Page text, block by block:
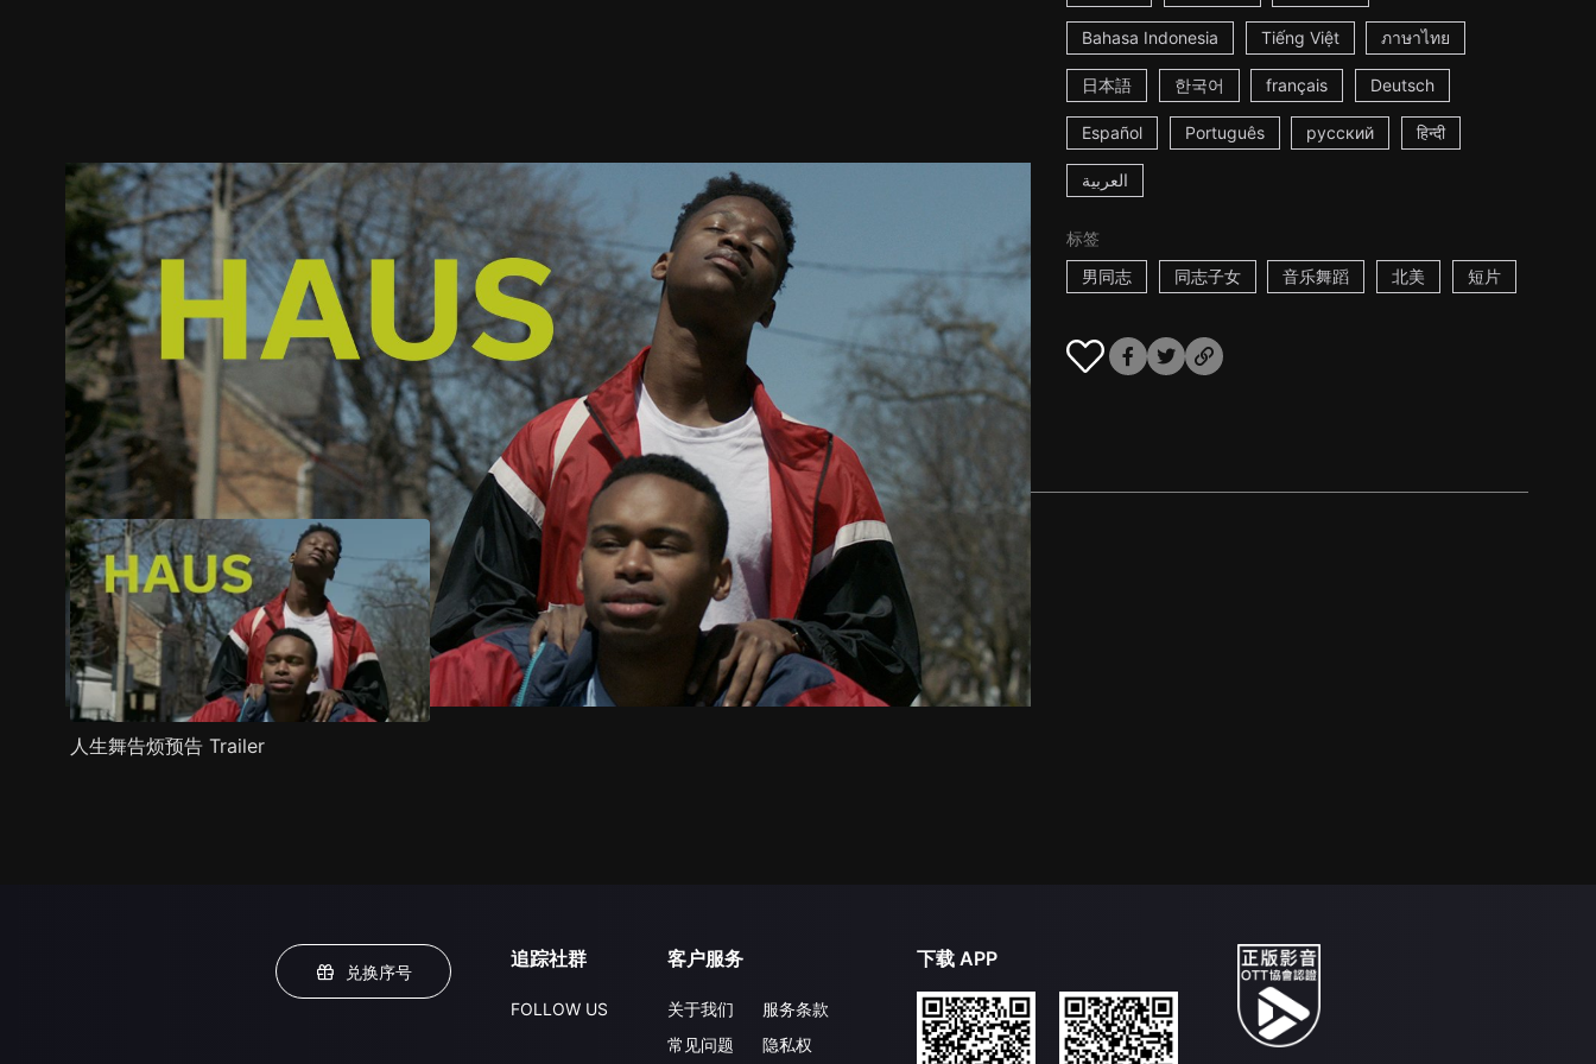
Bahasa Indonesia Tiếng Việt ภาษาไทย
日本語 한국어 français Deutsch
Español Português русский हिन्दी
العربية
标签
男同志
同志子女 音乐舞蹈 北美 短片
预告 剧照 推荐影片 剧情介绍
人生舞告烦预告 Trailer
兑换序号
追踪社群
FOLLOW US
客户服务
关于我们
常见问题
服务条款
隐私权
下载 APP